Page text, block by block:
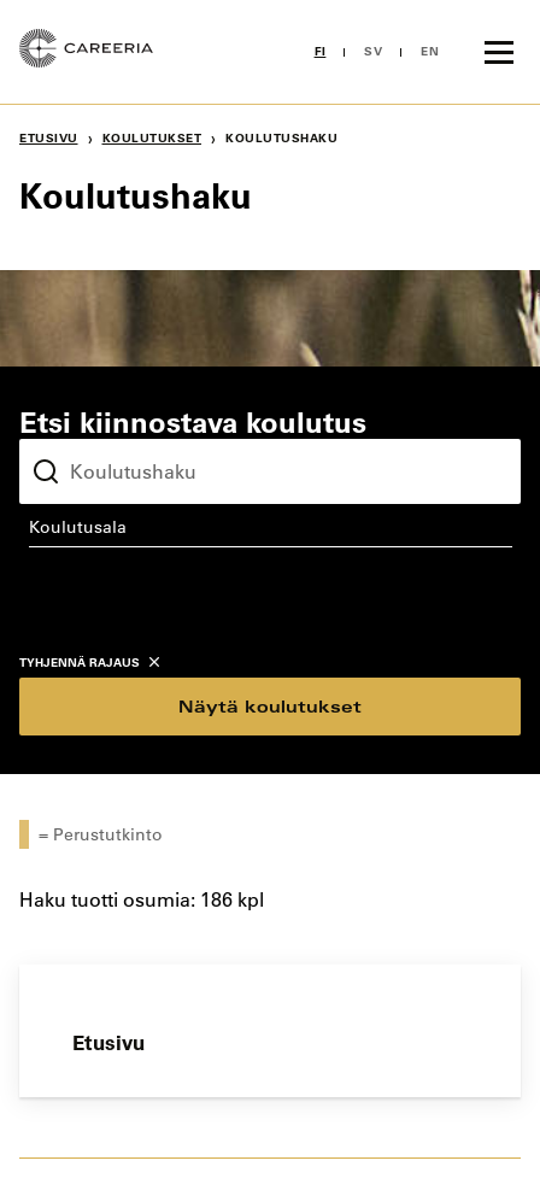
sisältöön
FI SV EN
ETUSIVU › KOULUTUKSET › KOULUTUSHAKU
Koulutushaku
Etsi kiinnostava koulutus
koulutusala
TYHJENNÄ RAJAUS
Näytä koulutukset
= Perustutkinto
Haku tuotti osumia: 186 kpl
Etusivu